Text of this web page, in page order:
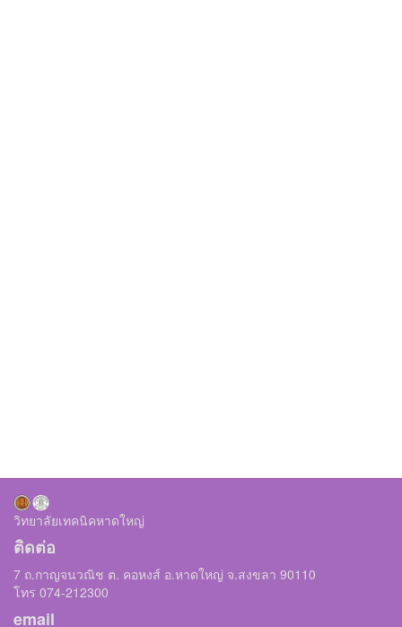
วิทยาลัยเทคนิคหาดใหญ่
ติดต่อ
7 ถ.กาญจนวณิช ต. คอหงส์ อ.หาดใหญ่ จ.สงขลา 90110
โทร 074-212300
email